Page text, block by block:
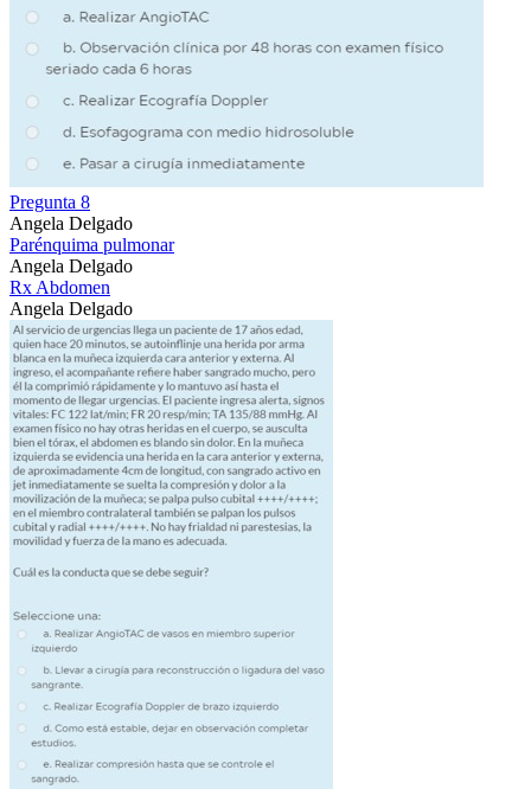
Pregunta 8
Angela Delgado
Parénquima pulmonar
Angela Delgado
Rx Abdomen
Angela Delgado